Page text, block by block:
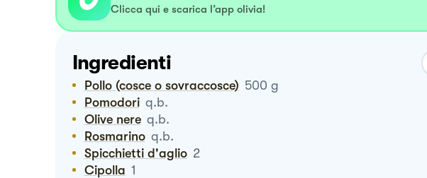
Clicca qui e scarica l’app olivia!
Ingredienti
Pollo (cosce o sovraccosce) 500 g
Pomodori q.b.
Olive nere q.b.
Rosmarino q.b.
Spicchietti d'aglio 2
Cipolla 1